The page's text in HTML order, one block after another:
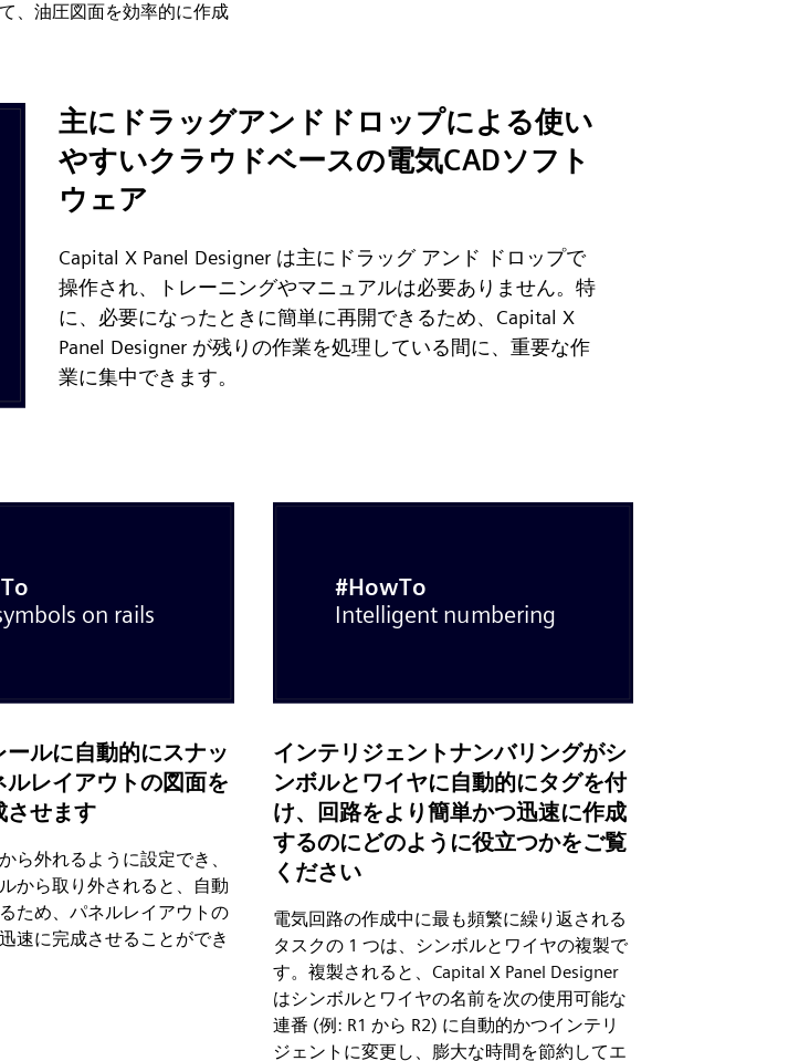
、油圧図面を効率的に作成
主にドラッグアンドドロップによる使い
やすいクラウドベースの電気CADソフト
ウェア
Capital X Panel Designer は主にドラッグ アンド ドロップで
操作され、トレーニングやマニュアルは必要ありません。特
に、必要になったときに簡単に再開できるため、Capital X
Panel Designer が残りの作業を処理している間に、重要な作
業に集中できます。
ールに自動的にスナッ
ルレイアウトの図面を
させます
ら外れるように設定でき、
から取り外されると、自動
ため、パネルレイアウトの
速に完成させることができ
インテリジェントナンバリングがシ
ンボルとワイヤに自動的にタグを付
け、回路をより簡単かつ迅速に作成
するのにどのように役立つかをご覧
ください
電気回路の作成中に最も頻繁に繰り返される
タスクの 1 つは、シンボルとワイヤの複製で
す。複製されると、Capital X Panel Designer
はシンボルとワイヤの名前を次の使用可能な
連番 (例: R1 から R2) に自動的かつインテリ
ジェントに変更し、膨大な時間を節約してエ